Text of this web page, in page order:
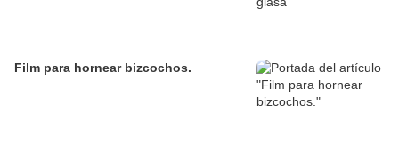
Film para hornear bizcochos.